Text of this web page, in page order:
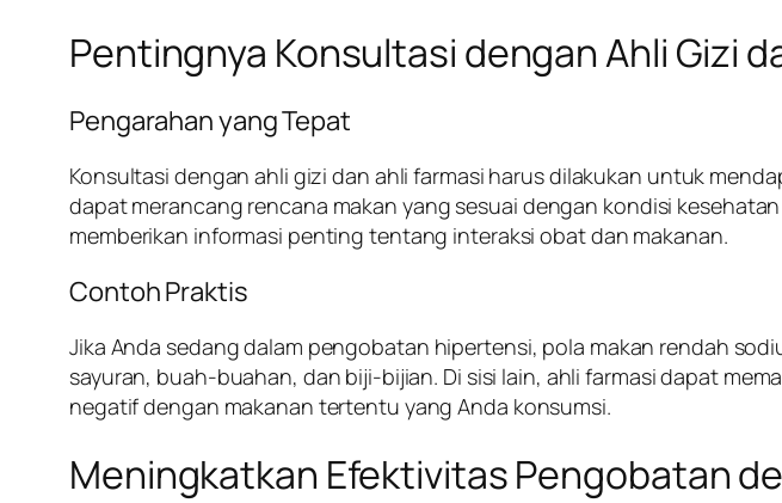
Pentingnya Konsultasi dengan Ahli Gizi
Pengarahan yang Tepat
Konsultasi dengan ahli gizi dan ahli farmasi harus dilakukan untuk
dapat merancang rencana makan yang sesuai dengan kondisi
memberikan informasi penting tentang interaksi obat dan makanan.
Contoh Praktis
Jika Anda sedang dalam pengobatan hipertensi, pola makan rendah
sayuran, buah-buahan, dan biji-bijian. Di sisi lain, ahli farmasi dapat
negatif dengan makanan tertentu yang Anda konsumsi.
Meningkatkan Efektivitas Pengobatan